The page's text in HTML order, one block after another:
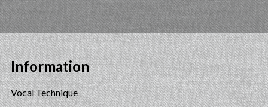
Information
Vocal Technique